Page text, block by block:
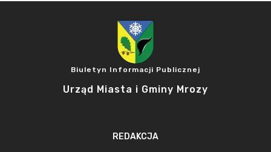
Biuletyn Informacji Publicznej
Urząd Miasta i Gminy Mrozy
REDAKCJA